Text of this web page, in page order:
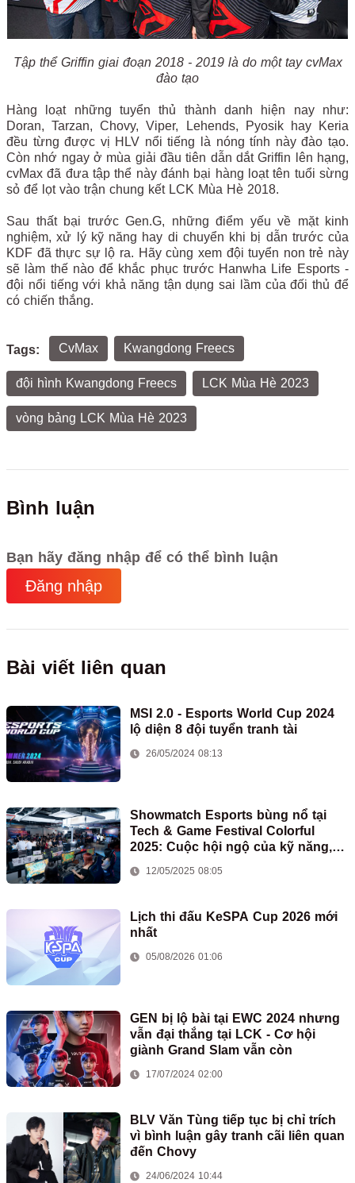
Tập thể Griffin giai đoạn 2018 - 2019 là do một tay cvMax
đào tạo
Hàng loạt những tuyển thủ thành danh hiện nay như:
Doran, Tarzan, Chovy, Viper, Lehends, Pyosik hay Keria
đều từng được vị HLV nổi tiếng là nóng tính này đào tạo.
Còn nhớ ngay ở mùa giải đầu tiên dẫn dắt Griffin lên hạng,
cvMax đã đưa tập thể này đánh bại hàng loạt tên tuổi sừng
sỏ để lọt vào trận chung kết LCK Mùa Hè 2018.
Sau thất bại trước Gen.G, những điểm yếu về mặt kinh
nghiệm, xử lý kỹ năng hay di chuyển khi bị dẫn trước của
KDF đã thực sự lộ ra. Hãy cùng xem đội tuyển non trẻ này
sẽ làm thế nào để khắc phục trước Hanwha Life Esports -
đội nổi tiếng với khả năng tận dụng sai lầm của đối thủ để
có chiến thắng.
Tags: CvMax Kwangdong Freecs
đội hình Kwangdong Freecs LCK Mùa Hè 2023
vòng bảng LCK Mùa Hè 2023
Bình luận
Bạn hãy đăng nhập để có thể bình luận
Đăng nhập
Bài viết liên quan
MSI 2.0 - Esports World Cup 2024
lộ diện 8 đội tuyển tranh tài
26/05/2024 08:13
Showmatch Esports bùng nổ tại
Tech & Game Festival Colorful
2025: Cuộc hội ngộ của kỹ năng,
12/05/2025 08:05
Lịch thi đấu KeSPA Cup 2026 mới
nhất
05/08/2026 01:06
GEN bị lộ bài tại EWC 2024 nhưng
vẫn đại thắng tại LCK - Cơ hội
giành Grand Slam vẫn còn
17/07/2024 02:00
BLV Văn Tùng tiếp tục bị chỉ trích
vì bình luận gây tranh cãi liên quan
đến Chovy
24/06/2024 10:44